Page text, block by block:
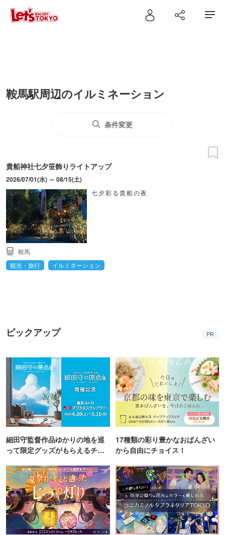
鞍馬駅周辺のイルミネーション
条件変更
貴船神社七夕笹飾りライトアップ
2026/07/01(水) ～ 08/15(土)
七夕彩る貴船の夜
鞍馬
観光・旅行
イルミネーション
ピックアップ PR
細田守監督作品ゆかりの地を巡
って限定グッズがもらえるチャ
17種類の彩り豊かなおばんざい
から自由にチョイス！